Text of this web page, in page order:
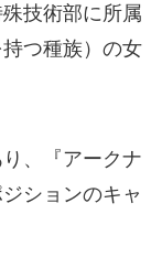
技術部に所属
つ種族）の女
、『アークナ
ションのキャ